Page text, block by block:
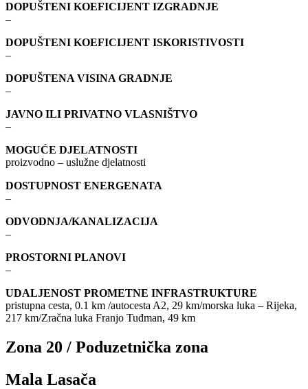
DOPUŠTENI KOEFICIJENT IZGRADNJE
–
DOPUŠTENI KOEFICIJENT ISKORISTIVOSTI
–
DOPUŠTENA VISINA GRADNJE
–
JAVNO ILI PRIVATNO VLASNIŠTVO
–
MOGUĆE DJELATNOSTI
proizvodno – uslužne djelatnosti
DOSTUPNOST ENERGENATA
–
ODVODNJA/KANALIZACIJA
–
PROSTORNI PLANOVI
–
UDALJENOST PROMETNE INFRASTRUKTURE
pristupna cesta, 0.1 km /autocesta A2, 29 km/morska luka – Rijeka,
217 km/Zračna luka Franjo Tuđman, 49 km
Zona 20 / Poduzetnička zona
Mala Lasača